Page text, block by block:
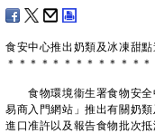
食安中心推出奶類及冰凍甜
＊ ＊ ＊ ＊ ＊ ＊ ＊ ＊ ＊ ＊ ＊ ＊ ＊
食物環境衞生署食物安全
易商入門網站」推出有關奶
進口准許以及報告食物批次